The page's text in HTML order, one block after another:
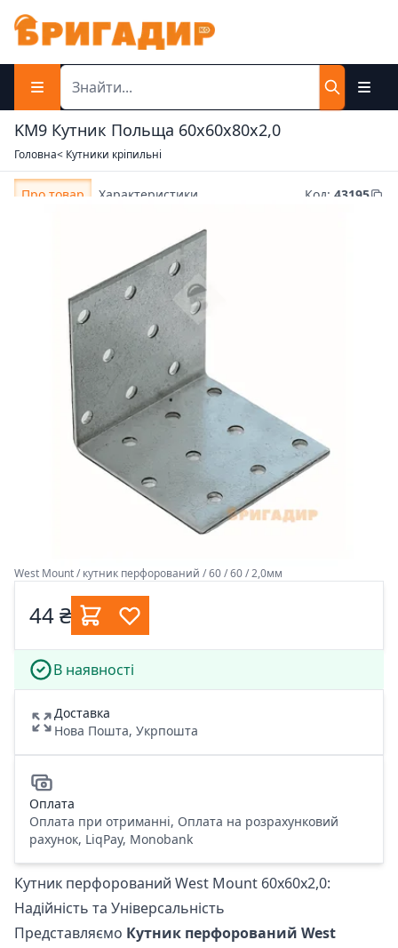
KM9 Кутник Польща 60х60х80х2,0
Головна< Кутники кріпильні
Про товар Характеристики Код: 43195
West Mount / кутник перфорований / 60 / 60 / 2,0мм
44 ₴
В наявності
Доставка
Нова Пошта, Укрпошта
Оплата
Оплата при отриманні, Оплата на розрахунковий
рахунок, LiqPay, Monobank
Кутник перфорований West Mount 60х60х2,0:
Надійність та Універсальність
Представляємо Кутник перфорований West